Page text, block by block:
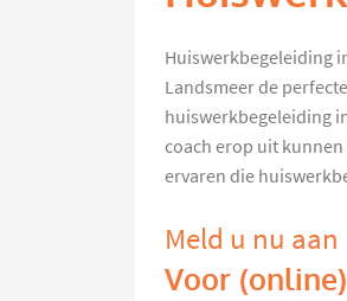
Huiswerkbegeleiding
Landsmeer de
huiswerkbegeleiding
coach erop uit
ervaren die
Meld u nu aan
Voor